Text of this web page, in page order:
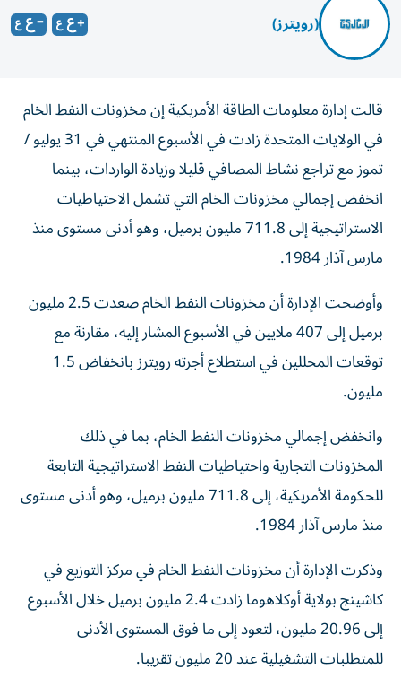
(رويترز)
قالت إدارة معلومات الطاقة الأمريكية إن مخزونات النفط الخام
في الولايات المتحدة زادت في الأسبوع المنتهي في 31 يوليو /
تموز مع ‌تراجع نشاط المصافي قليلا وزيادة الواردات، بينما
انخفض إجمالي مخزونات الخام التي تشمل الاحتياطيات
الاستراتيجية إلى 711.8 مليون ‌برميل، وهو أدنى مستوى منذ
مارس آذار 1984.
وأوضحت الإدارة أن مخزونات النفط الخام ​صعدت 2.5 ⁠مليون
برميل إلى 407 ملايين في الأسبوع المشار ‌إليه، مقارنة مع
توقعات ‌المحللين في استطلاع أجرته رويترز بانخفاض 1.5
مليون.
وانخفض إجمالي مخزونات النفط الخام، بما في ذلك
المخزونات التجارية واحتياطيات النفط الاستراتيجية التابعة
للحكومة الأمريكية، إلى 711.8 مليون ‌برميل، وهو أدنى مستوى
منذ مارس آذار 1984.
وذكرت الإدارة أن مخزونات النفط ⁠الخام في مركز التوزيع في
كاشينج بولاية أوكلاهوما زادت 2.4 مليون برميل خلال الأسبوع
إلى 20.96 مليون، لتعود إلى ما فوق المستوى الأدنى
للمتطلبات التشغيلية عند 20 مليون تقريبا.